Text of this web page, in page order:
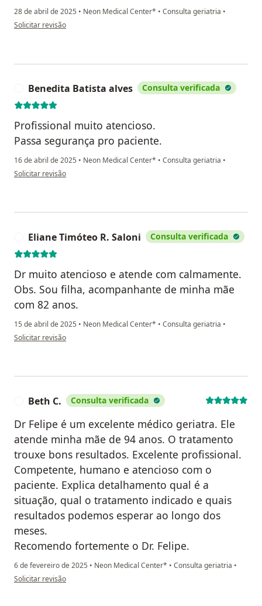
28 de abril de 2025 • Neon Medical Center* • Consulta geriatria •
na opinião do utilizador Diogo Almeida de Oliveira
Solicitar revisão
Benedita Batista alves Consulta verificada
Profissional muito atencioso.
Passa segurança pro paciente.
16 de abril de 2025 • Neon Medical Center* • Consulta geriatria •
na opinião do utilizador Benedita Batista alves
Solicitar revisão
Eliane Timóteo R. Saloni Consulta verificada
Dr muito atencioso e atende com calmamente.
Obs. Sou filha, acompanhante de minha mãe
com 82 anos.
15 de abril de 2025 • Neon Medical Center* • Consulta geriatria •
na opinião do utilizador Eliane Timóteo R. Saloni
Solicitar revisão
Beth C. Consulta verificada
Dr Felipe é um excelente médico geriatra. Ele
atende minha mãe de 94 anos. O tratamento
trouxe bons resultados. Excelente profissional.
Competente, humano e atencioso com o
paciente. Explica detalhamento qual é a
situação, qual o tratamento indicado e quais
resultados podemos esperar ao longo dos
meses.
Recomendo fortemente o Dr. Felipe.
6 de fevereiro de 2025 • Neon Medical Center* • Consulta geriatria •
na opinião do utilizador Beth C.
Solicitar revisão